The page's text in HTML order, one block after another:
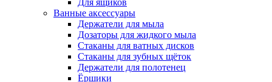
Для ящиков
Ванные аксессуары
Держатели для мыла
Дозаторы для жидкого мыла
Стаканы для ватных дисков
Стаканы для зубных щёток
Держатели для полотенец
Ёршики